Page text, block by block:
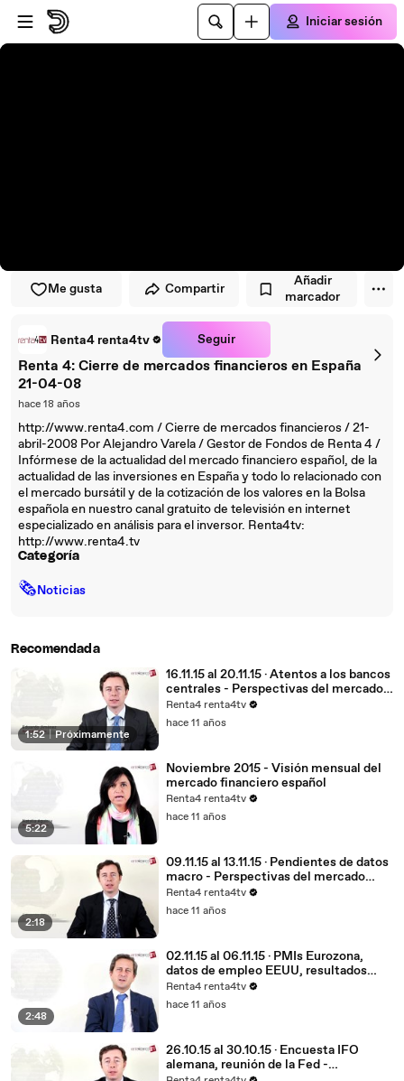
Saltar al reproductor
Saltar al contenido principal
Iniciar sesión
Me gusta Compartir
Añadir
marcador
Renta4 renta4tv Seguir
Renta 4: Cierre de mercados financieros en España
21-04-08
hace 18 años
http://www.renta4.com / Cierre de mercados financieros / 21-
abril-2008 Por Alejandro Varela / Gestor de Fondos de Renta 4 /
Infórmese de la actualidad del mercado financiero español, de la
actualidad de las inversiones en España y todo lo relacionado con
el mercado bursátil y de la cotización de los valores en la Bolsa
española en nuestro canal gratuito de televisión en internet
especializado en análisis para el inversor. Renta4tv:
http://www.renta4.tv
Categoría
🗞Noticias
Recomendada
1:52 Próximamente
16.11.15 al 20.11.15 · Atentos a los bancos
centrales - Perspectivas del mercado
financiero
Renta4 renta4tv
hace 11 años
5:22
Noviembre 2015 - Visión mensual del
mercado financiero español
Renta4 renta4tv
hace 11 años
2:18
09.11.15 al 13.11.15 · Pendientes de datos
macro - Perspectivas del mercado
financiero
Renta4 renta4tv
hace 11 años
2:48
02.11.15 al 06.11.15 · PMIs Eurozona,
datos de empleo EEUU, resultados
empresariales - Perspectivas del
mercado financie
Renta4 renta4tv
hace 11 años
26.10.15 al 30.10.15 · Encuesta IFO
alemana, reunión de la Fed -